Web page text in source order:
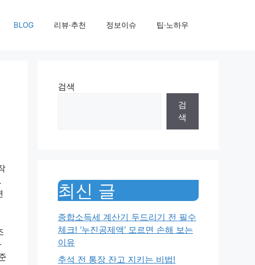
BLOG 리뷰·추천 정보이슈 팁·노하우
검색
검
색
최신 글
종합소득세 계산기 두드리기 전 필수
체크! ‘누진공제액’ 모르면 손해 보는
이유
추석 전 통장 잔고 지키는 비법!